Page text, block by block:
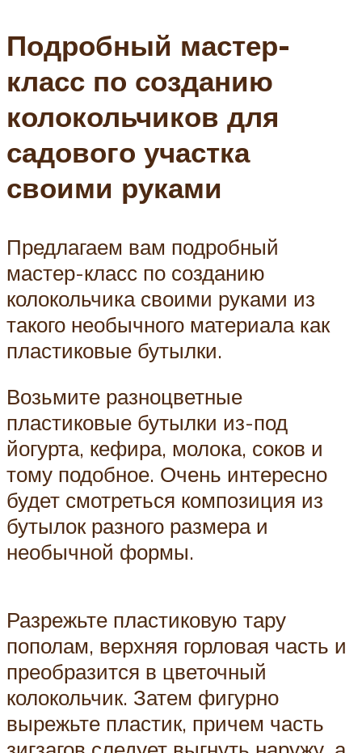
Подробный мастер-
класс по созданию
колокольчиков для
садового участка
своими руками
Предлагаем вам подробный
мастер-класс по созданию
колокольчика своими руками из
такого необычного материала как
пластиковые бутылки.
Возьмите разноцветные
пластиковые бутылки из-под
йогурта, кефира, молока, соков и
тому подобное. Очень интересно
будет смотреться композиция из
бутылок разного размера и
необычной формы.
Разрежьте пластиковую тару
пополам, верхняя горловая часть и
преобразится в цветочный
колокольчик. Затем фигурно
вырежьте пластик, причем часть